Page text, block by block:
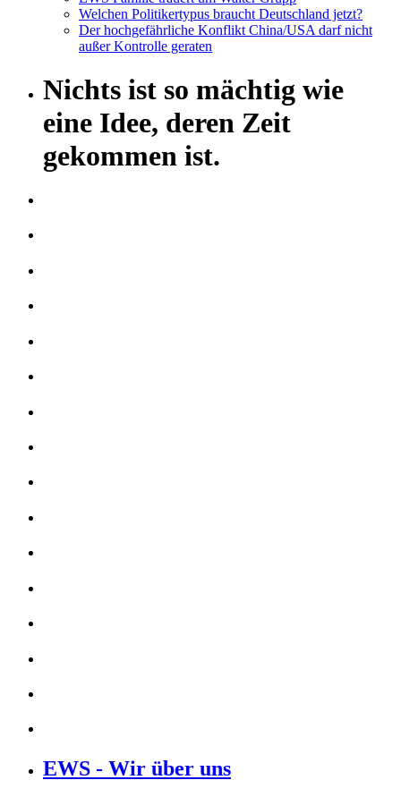
Welchen Politikertypus braucht Deutschland jetzt?
Der hochgefährliche Konflikt China/USA darf nicht
außer Kontrolle geraten
Nichts ist so mächtig wie
eine Idee, deren Zeit
gekommen ist.
EWS - Wir über uns